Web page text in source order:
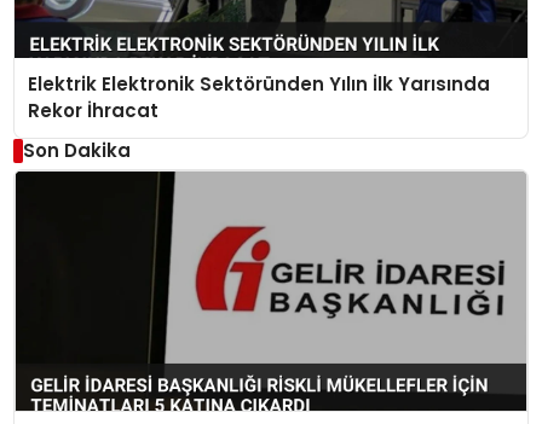
Elektrik Elektronik Sektöründen Yılın İlk Yarısında
Rekor İhracat
Son Dakika